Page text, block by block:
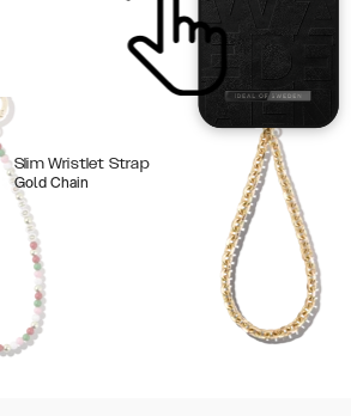
Slim Wristlet Strap
Gold Chain